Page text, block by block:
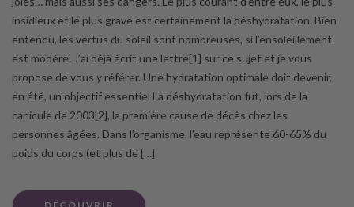
insidieux et le plus grave est certainement la déshydratation. Bien
entendu, les vertus du soleil sont nombreuses, si l’ensoleillement
est modéré. J’ai déjà écrit une lettre[1] sur ce sujet et je vous
propose de vous y référer. Une hydratation optimale doit devenir,
en été, un objectif essentiel La déshydratation fut, lors de la
canicule de 2003[2], la première cause de décès chez les
personnes âgées. Dans l’organisme, l’eau représente 60-65% du
poids du corps (et plus de […]